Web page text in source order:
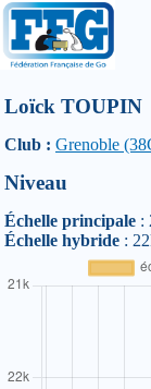
Loïck TOUPIN
Club : Grenoble
Niveau
Échelle principale :
Échelle hybride :